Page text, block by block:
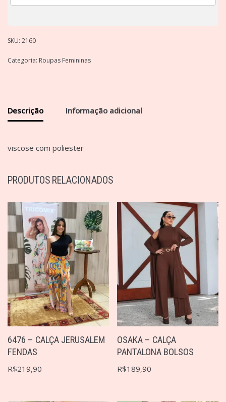
SKU: 2160
Categoria: Roupas Femininas
Descrição Informação adicional
viscose com poliester
PRODUTOS RELACIONADOS
6476 – CALÇA JERUSALEM
FENDAS
R$219,90
OSAKA – CALÇA
PANTALONA BOLSOS
R$189,90